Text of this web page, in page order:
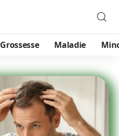
Grossesse Maladie